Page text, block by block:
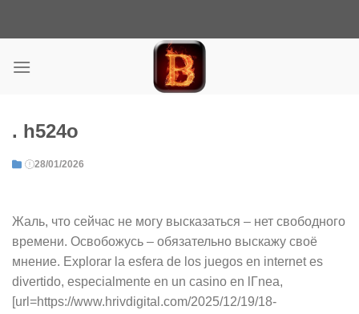
. h524o
28/01/2026
Жаль, что сейчас не могу высказаться – нет свободного
времени. Освобожусь – обязательно выскажу своё
мнение. Explorar la esfera de los juegos en internet es
divertido, especialmente en un casino en lГ­nea,
[url=https://www.hrivdigital.com/2025/12/19/18-